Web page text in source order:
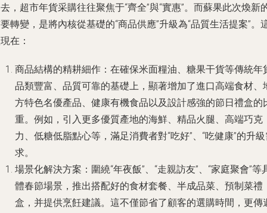
，超市年貨采購往往聚焦于“齊全”與“實惠”。而蘇果此次煥新
轉變，是將內核從基礎的“商品供應”升級為“品質生活提案”。
在：
商品結構的精耕細作 ：在確保米面糧油、糖果干貨等傳統年
品類豐富、品質可靠的基礎上，顯著增加了進口高端食材、
方特色名優產品、健康有機食品以及設計感強的節日禮盒的
重。例如，引入更多優質產地的海鮮、精品火腿、高端巧克
力、低糖低脂點心等，滿足消費者對“吃好”、“吃健康”的升
求。
場景化解決方案 ：圍繞“年夜飯”、“走親訪友”、“家庭聚會”等
體春節場景，推出搭配好的食材套餐、半成品菜、預制菜禮
盒，并提供烹飪建議。這不僅節省了顧客的選購時間，更傳